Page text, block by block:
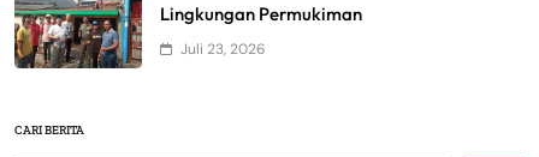
Lingkungan Permukiman
Juli 23, 2026
CARI BERITA